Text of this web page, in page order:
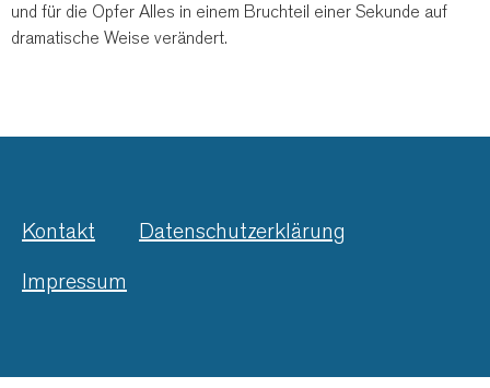
und für die Opfer Alles in einem Bruchteil einer Sekunde auf
dramatische Weise verändert.
Kontakt
Datenschutzerklärung
Impressum